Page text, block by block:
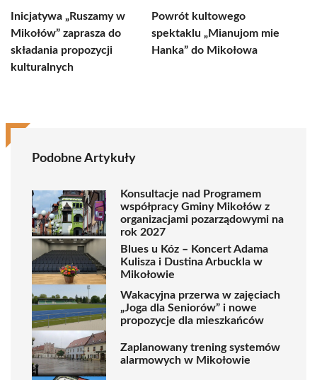
Inicjatywa „Ruszamy w
Mikołów” zaprasza do
składania propozycji
kulturalnych
Powrót kultowego
spektaklu „Mianujom mie
Hanka” do Mikołowa
Podobne Artykuły
Konsultacje nad Programem
współpracy Gminy Mikołów z
organizacjami pozarządowymi na
rok 2027
Blues u Kóz – Koncert Adama
Kulisza i Dustina Arbuckla w
Mikołowie
Wakacyjna przerwa w zajęciach
„Joga dla Seniorów” i nowe
propozycje dla mieszkańców
Zaplanowany trening systemów
alarmowych w Mikołowie